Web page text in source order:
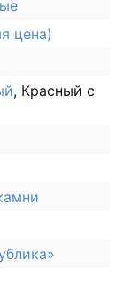
цена)
, Красный с